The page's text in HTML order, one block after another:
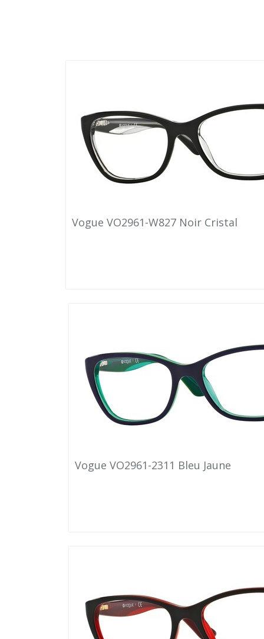
Vogue VO2961-W827 Noir Cristal
Vogue VO2961-2311 Bleu Jaune